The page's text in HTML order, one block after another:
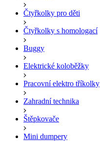
Čtyřkolky pro děti
Čtyřkolky s homologací
Buggy
Elektrické koloběžky
Pracovní elektro tříkolky
Zahradní technika
Štěpkovače
Mini dumpery